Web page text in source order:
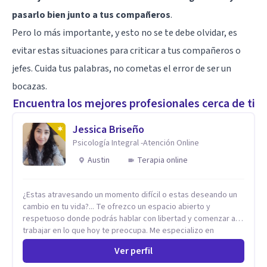
pasarlo bien junto a tus compañeros.
Pero lo más importante, y esto no se te debe olvidar, es
evitar estas situaciones para criticar a tus compañeros o
jefes. Cuida tus palabras, no cometas el error de ser un
bocazas.
Encuentra los mejores profesionales cerca de ti
Jessica Briseño
Psicología Integral -Atención Online
Austin
Terapia online
¿Estas atravesando un momento difícil o estas deseando un
cambio en tu vida?... Te ofrezco un espacio abierto y
respetuoso donde podrás hablar con libertad y comenzar a
trabajar en lo que hoy te preocupa. Me especializo en
Trastornos de Ansiedad y a lo largo de mi experiencia
profesional he acompañado a muchas Familias y Parejas con
Ver perfil